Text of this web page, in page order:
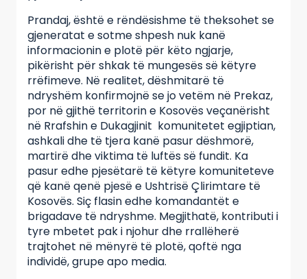
Prandaj, është e rëndësishme të theksohet se
gjeneratat e sotme shpesh nuk kanë
informacionin e plotë për këto ngjarje,
pikërisht për shkak të mungesës së këtyre
rrëfimeve. Në realitet, dëshmitarë të
ndryshëm konfirmojnë se jo vetëm në Prekaz,
por në gjithë territorin e Kosovës veçanërisht
në Rrafshin e Dukagjinit komunitetet egjiptian,
ashkali dhe të tjera kanë pasur dëshmorë,
martirë dhe viktima të luftës së fundit. Ka
pasur edhe pjesëtarë të këtyre komuniteteve
që kanë qenë pjesë e Ushtrisë Çlirimtare të
Kosovës. Siç flasin edhe komandantët e
brigadave të ndryshme. Megjithatë, kontributi i
tyre mbetet pak i njohur dhe rrallëherë
trajtohet në mënyrë të plotë, qoftë nga
individë, grupe apo media.